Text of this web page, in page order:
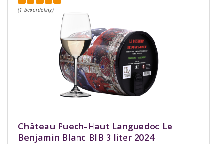
(1 beoordeling)
Château Puech-Haut Languedoc Le
Benjamin Blanc BIB 3 liter 2024